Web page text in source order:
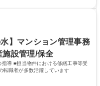
パスを描くことも可能です。
/世界で唯一の事業/福利厚生◎/
魅力】■自己啓発支援：資格
まで）を補助 ■住宅手当：家
】マンション管理事務
設管理/保全
導 ■担当物件における修繕工事等受
職者が多数活躍しています